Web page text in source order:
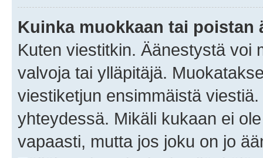
Kuinka muokkaan tai poistan
Kuten viestitkin. Äänestystä voi
valvoja tai ylläpitäjä.
viestiketjun ensimmäistä
yhteydessä. Mikäli kukaan ei
vapaasti, mutta jos joku on jo